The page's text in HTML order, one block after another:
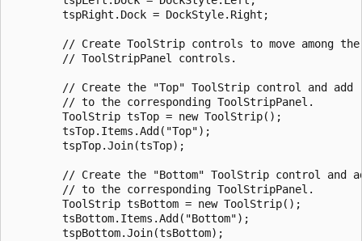
        tspRight.Dock = DockStyle.Right;
// Create ToolStrip controls to move among
        // ToolStripPanel controls.
        // Create the "Top" ToolStrip control and add
        // to the corresponding ToolStripPanel.
        ToolStrip tsTop = new ToolStrip();
        tsTop.Items.Add("Top");
        tspTop.Join(tsTop);
// Create the "Bottom" ToolStrip control and
        // to the corresponding ToolStripPanel.
        ToolStrip tsBottom = new ToolStrip();
        tsBottom.Items.Add("Bottom");
        tspBottom.Join(tsBottom);